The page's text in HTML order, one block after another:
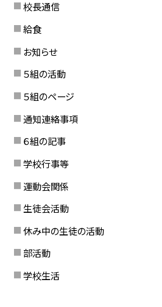
校長通信
給食
お知らせ
５組の活動
５組のページ
通知連絡事項
６組の記事
学校行事等
運動会関係
生徒会活動
休み中の生徒の活動
部活動
学校生活